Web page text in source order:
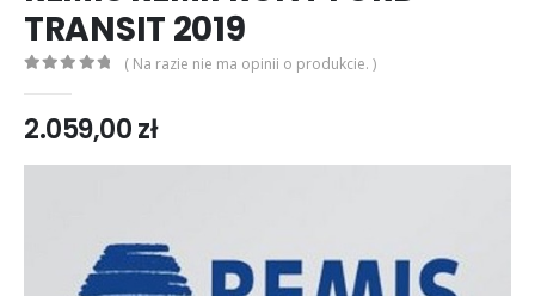
TRANSIT 2019
( Na razie nie ma opinii o produkcie. )
2.059,00zł